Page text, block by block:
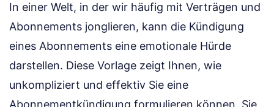
In einer Welt, in der wir häufig mit Verträgen und
Abonnements jonglieren, kann die Kündigung
eines Abonnements eine emotionale Hürde
darstellen. Diese Vorlage zeigt Ihnen, wie
unkompliziert und effektiv Sie eine
Abonnementkündigung formulieren können. Sie